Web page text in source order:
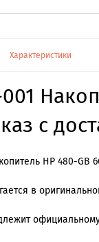
Характеристики
001
с
HP 480-GB
в